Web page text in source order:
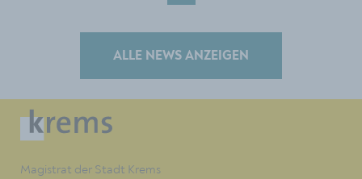
ALLE NEWS ANZEIGEN
Magistrat der Stadt Krems